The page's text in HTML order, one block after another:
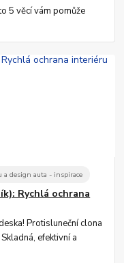
5 věcí vám pomůže
design auta - inspirace
Rychlá ochrana
Protisluneční clona
efektivní a